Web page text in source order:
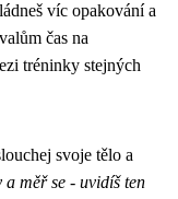
víc opakování a
čas na
tréninky stejných
svoje tělo a
a měř se - uvidíš ten